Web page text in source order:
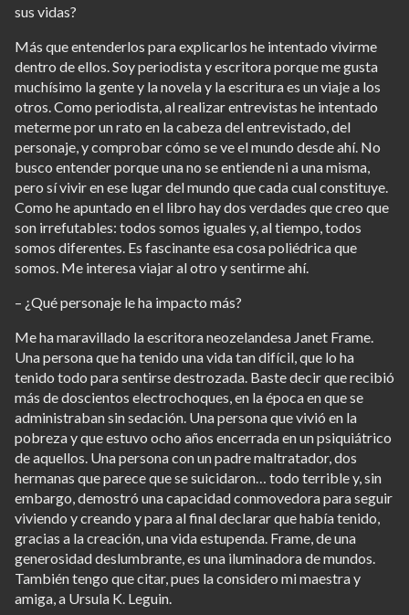
sus vidas?
Más que entenderlos para explicarlos he intentado vivirme
dentro de ellos. Soy periodista y escritora porque me gusta
muchísimo la gente y la novela y la escritura es un viaje a los
otros. Como periodista, al realizar entrevistas he intentado
meterme por un rato en la cabeza del entrevistado, del
personaje, y comprobar cómo se ve el mundo desde ahí. No
busco entender porque una no se entiende ni a una misma,
pero sí vivir en ese lugar del mundo que cada cual constituye.
Como he apuntado en el libro hay dos verdades que creo que
son irrefutables: todos somos iguales y, al tiempo, todos
somos diferentes. Es fascinante esa cosa poliédrica que
somos. Me interesa viajar al otro y sentirme ahí.
– ¿Qué personaje le ha impacto más?
Me ha maravillado la escritora neozelandesa Janet Frame.
Una persona que ha tenido una vida tan difícil, que lo ha
tenido todo para sentirse destrozada. Baste decir que recibió
más de doscientos electrochoques, en la época en que se
administraban sin sedación. Una persona que vivió en la
pobreza y que estuvo ocho años encerrada en un psiquiátrico
de aquellos. Una persona con un padre maltratador, dos
hermanas que parece que se suicidaron… todo terrible y, sin
embargo, demostró una capacidad conmovedora para seguir
viviendo y creando y para al final declarar que había tenido,
gracias a la creación, una vida estupenda. Frame, de una
generosidad deslumbrante, es una iluminadora de mundos.
También tengo que citar, pues la considero mi maestra y
amiga, a Ursula K. Leguin.